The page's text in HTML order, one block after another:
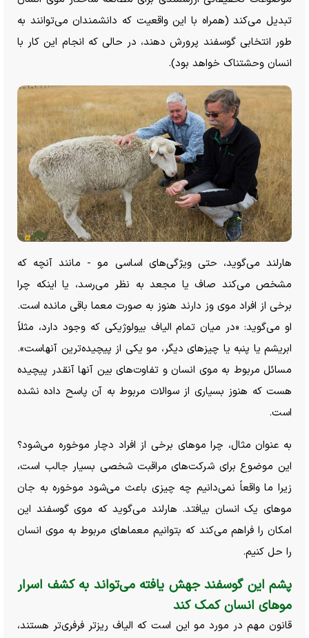
تبدیل می‌کند (همراه با این واقعیت که دانشمندان می‌توانند به
طور انتخابی گوسفند پرورش دهند، در حالی که انجام این کار با
انسان وحشتناک خواهد بود).
هارلند می‌گوید، حتی ویژگی‌های اساسی مو - مانند آنچه که
مشخص می‌کند صاف یا مجعد به نظر می‌رسد، یا اینکه چرا
برخی از افراد موی وز دارند هنوز به صورت معما باقی مانده است.
او می‌گوید: «در میان تمام الیاف بیولوژیکی که وجود دارد، مثلاً
ابریشم یا پنبه یا چیز‌های دیگر، مو یکی از پیچیده‌ترین آنهاست».
مسائل مربوط به موی انسان و تفاوت‌های بین آنها آنقدر پیچیده
هست که هنوز بسیاری از سوالات مربوط به آن پاسح داده نشده
است.
به عنوان مثال، چرا مو‌های برخی از افراد دچار موخوره می‌شود؟
این موضوع برای شرکت‌های مراقبت شخصی بسیار جالب است،
زیرا ما واقعاً نمی‌دانیم چه چیزی باعث می‌شود موخوره به جان
موهای یک انسان بیافتد. هارلند می‌گوید که موی گوسفند این
امکان را فراهم می‌کند که بتوانیم معماهای مربوط به موی انسان
را حل کنیم.
پشم این گوسفند جهش یافته می‌تواند به کشف اسرار
مو‌های انسان کمک کند
قانون مهم در مورد مو این است که الیاف ریزتر فرفری‌تر هستند،